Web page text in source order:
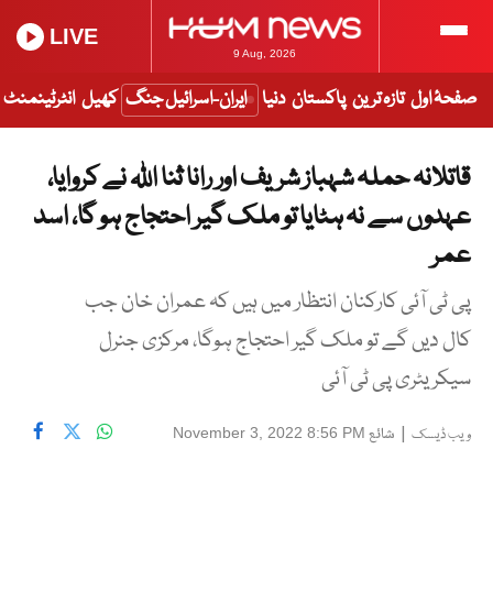
9 Aug, 2026
LIVE
صفحۂ اول تازہ ترین پاکستان دنیا ایران-اسرائیل جنگ کھیل انٹرٹینمنٹ
قاتلانہ حملہ شہباز شریف اور رانا ثنا اللہ نے کروایا،
عہدوں سے نہ ہٹایا تو ملک گیر احتجاج ہو گا، اسد
عمر
پی ٹی آئی کارکنان انتظار میں ہیں کہ عمران خان جب
کال دیں گے تو ملک گیر احتجاج ہوگا، مرکزی جنرل
سیکریٹری پی ٹی آئی
ویب ڈیسک | شائع November 3, 2022 8:56 PM